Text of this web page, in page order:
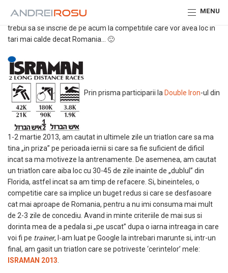
MENU
caruta”… In traducere libera: cei care vor sa pedaleze la iarna ar
trebui sa se inscrie de pe acum la competitiile care vor avea loc in
tari mai calde decat Romania… 🙂
Prin prisma participarii la Double Iron-ul din
1-2 martie 2013, am cautat in ultimele zile un triatlon care sa ma
tina „in priza” pe perioada iernii si care sa fie suficient de dificil
incat sa ma motiveze la antrenamente. De asemenea, am cautat
un triatlon care aiba loc cu 30-45 de zile inainte de „dublul” din
Florida, astfel incat sa am timp de refacere. Si, bineinteles, o
competitie care sa implice un buget redus si care se desfasoare
cat mai aproape de Romania, pentru a nu imi consuma mai mult
de 2-3 zile de concediu. Avand in minte criteriile de mai sus si
dorinta mea de a pedala si „pe uscat” dupa o iarna intreaga in care
voi fi pe trainer, l-am luat pe Google la intrebari marunte si, intr-un
final, am gasit un triatlon care se potriveste ‘cerintelor’ mele:
ISRAMAN 2013